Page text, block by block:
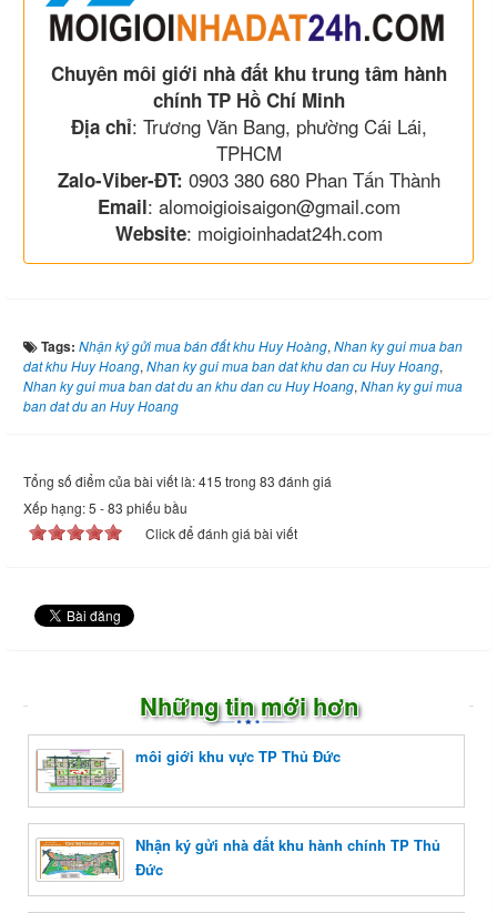
Chuyên môi giới nhà đất khu trung tâm hành
chính TP Hồ Chí Minh
Địa chỉ: Trương Văn Bang, phường Cái Lái,
TPHCM
Zalo-Viber-ĐT: 0903 380 680 Phan Tấn Thành
Email: alomoigioisaigon@gmail.com
Website: moigioinhadat24h.com
Tags: Nhận ký gửi mua bán đất khu Huy Hoàng, Nhan ky gui mua ban
dat khu Huy Hoang, Nhan ky gui mua ban dat khu dan cu Huy Hoang,
Nhan ky gui mua ban dat du an khu dan cu Huy Hoang, Nhan ky gui mua
ban dat du an Huy Hoang
Tổng số điểm của bài viết là: 415 trong 83 đánh giá
Xếp hạng:5 -83 phiếu bầu
Click để đánh giá bài viết
Những tin mới hơn
môi giới khu vực TP Thủ Đức
Nhận ký gửi nhà đất khu hành chính TP Thủ
Đức